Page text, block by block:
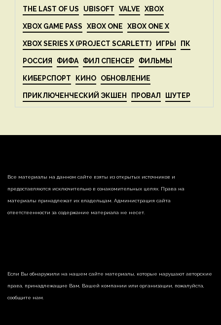
THE LAST OF US UBISOFT VALVE XBOX
XBOX GAME PASS XBOX ONE XBOX ONE X
XBOX SERIES X (PROJECT SCARLETT) ИГРЫ ПК
РОССИЯ ФИФА ФИЛ СПЕНСЕР ФИЛЬМЫ
КИБЕРСПОРТ КИНО ОБНОВЛЕНИЕ
ПРИКЛЮЧЕНЧЕСКИЙ ЭКШЕН ПРОВАЛ ШУТЕР
Все материалы на данном сайте взяты из открытых источников и
предоставляются исключительно в ознакомительных целях. Права на
материалы принадлежат их владельцам. Администрация сайта
ответственности за содержание материала не несет.
Если Вы обнаружили на нашем сайте материалы, которые нарушают авторские
права, принадлежащие Вам, Вашей компании или организации, пожалуйста,
сообщите нам.